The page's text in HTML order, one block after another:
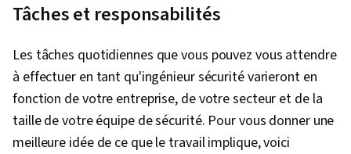
l'informatique en nuage, Normes de
l'informatique en nuage, Architecture de la
sécurité informatique, Ingénierie de la sécurité,
Normes de sécurité des données de l'industrie
des cartes de paiement (PCI), Comptes
d'utilisateurs, Nuage privé, Administration des
réseaux, Provisionnement des utilisateurs,
Tâches et responsabilités
Les tâches quotidiennes que vous pouvez vous attendre
à effectuer en tant qu'ingénieur sécurité varieront en
fonction de votre entreprise, de votre secteur et de la
taille de votre équipe de sécurité. Pour vous donner une
meilleure idée de ce que le travail implique, voici